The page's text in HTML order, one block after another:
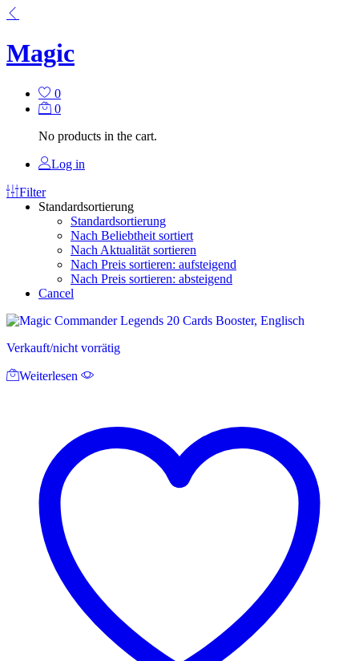
Magic
0
0
No products in the cart.
Log in
Filter
Standardsortierung
Standardsortierung
Nach Beliebtheit sortiert
Nach Aktualität sortieren
Nach Preis sortieren: aufsteigend
Nach Preis sortieren: absteigend
Cancel
Verkauft/nicht vorrätig
Weiterlesen